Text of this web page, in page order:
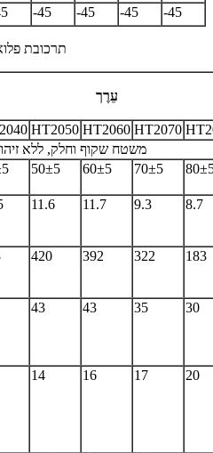
-45 -45 -45 -45
תרכובת
עֵרֶך
HT2050 HT2060 HT2070
משטח שקוף וחלק, ללא
50±5 60±5 70±5
11.6 11.7 9.3 8.7
420 392 322 183
43 43 35 30
14 16 17 20